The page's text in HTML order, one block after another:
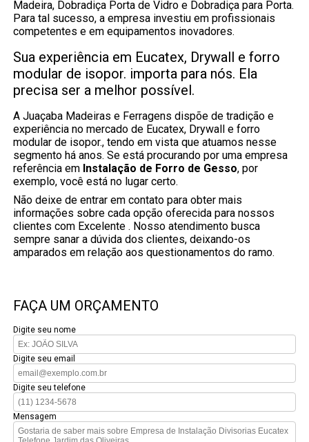
Madeira, Dobradiça Porta de Vidro e Dobradiça para Porta.
Para tal sucesso, a empresa investiu em profissionais
competentes e em equipamentos inovadores.
Sua experiência em Eucatex, Drywall e forro
modular de isopor. importa para nós. Ela
precisa ser a melhor possível.
A Juaçaba Madeiras e Ferragens dispõe de tradição e
experiência no mercado de Eucatex, Drywall e forro
modular de isopor., tendo em vista que atuamos nesse
segmento há anos. Se está procurando por uma empresa
referência em Instalação de Forro de Gesso, por
exemplo, você está no lugar certo.
Não deixe de entrar em contato para obter mais
informações sobre cada opção oferecida para nossos
clientes com Excelente . Nosso atendimento busca
sempre sanar a dúvida dos clientes, deixando-os
amparados em relação aos questionamentos do ramo.
FAÇA UM ORÇAMENTO
Digite seu nome
Digite seu email
Digite seu telefone
Mensagem